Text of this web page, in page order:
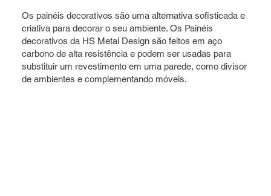
Os painéis decorativos são uma alternativa sofisticada e
criativa para decorar o seu ambiente. Os Painéis
decorativos da HS Metal Design são feitos em aço
carbono de alta resistência e podem ser usadas para
substituir um revestimento em uma parede, como divisor
de ambientes e complementando móveis.